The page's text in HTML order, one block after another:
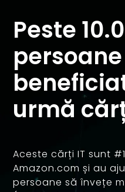
Peste
urmă
Aceste cărți IT sunt
Amazon.com și au
persoane să învețe